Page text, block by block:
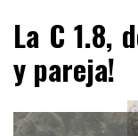
Desafío
La C 1.8,
y pareja!